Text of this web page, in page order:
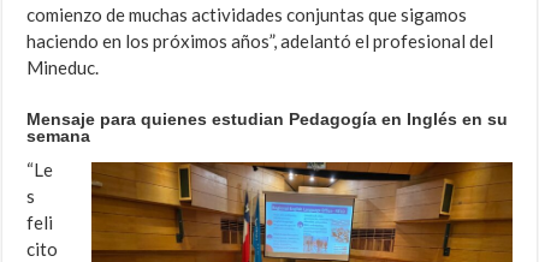
comienzo de muchas actividades conjuntas que sigamos
haciendo en los próximos años”, adelantó el profesional del
Mineduc.
Mensaje para quienes estudian Pedagogía en Inglés en su
semana
“Le
s
feli
cito